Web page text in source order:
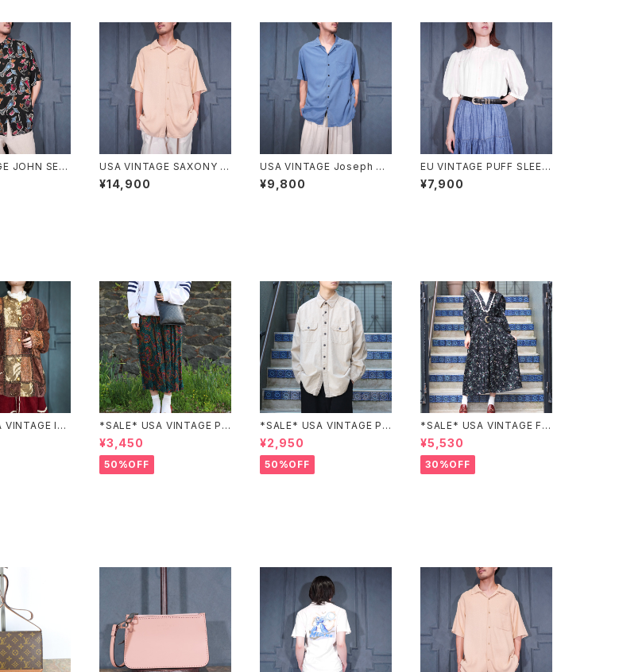
JOHN SEV
BY
PATT
USA VINTAGE SAXONY W
OVEN DESIGN OPEN COL
LAR HALF SLEEVE SILK S
¥14,900
USA VINTAGE Joseph &
Feiss OPEN COLLAR HAL
F SLEEVE SILK SHIRT/アメ
¥9,800
EU VINTAGE PUFF SLEEV
E LACE DESIGN HALF SLE
EVE COTTON BLOUSE/ヨ
¥7,900
Ind
E
JAC
着パッチワー
*SALE* USA VINTAGE PAI
SLEY PATTERNED DESIG
N SKIRT/アメリカ古着ペイズ
リー柄デザインスカート
¥3,450
50%OFF
*SALE* USA VINTAGE PO
CKET DESIGN SHIRT/アメ
リカ古着ポケットデザインシャ
ツ
¥2,950
50%OFF
*SALE* USA VINTAGE FL
OWER PATTERNED LACE
COLLAR BELTED ONE PIE
CE/アメリカ古着花柄レース
襟ベルテッドワンピース
¥5,530
30%OFF